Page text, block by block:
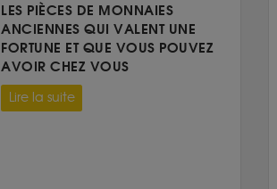
LES PIÈCES DE MONNAIES
ANCIENNES QUI VALENT UNE
FORTUNE ET QUE VOUS POUVEZ
AVOIR CHEZ VOUS
Lire la suite